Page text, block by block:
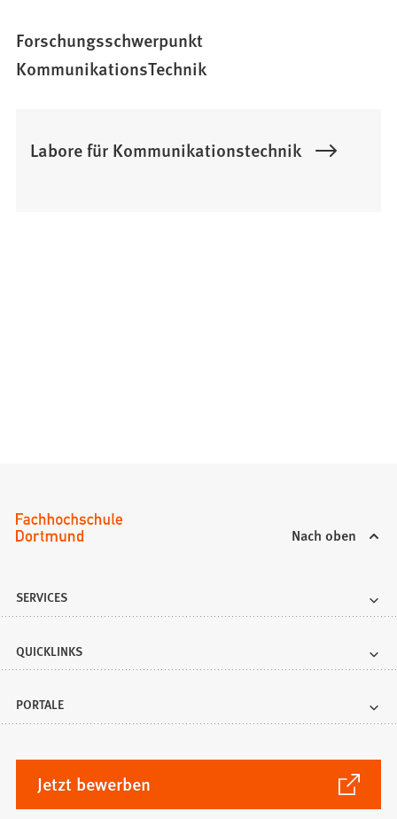
Forschungsschwerpunkt
KommunikationsTechnik
Labore für Kommunikationstechnik
Nach oben
SERVICES
QUICKLINKS
PORTALE
Jetzt bewerben
(Öffnet
in